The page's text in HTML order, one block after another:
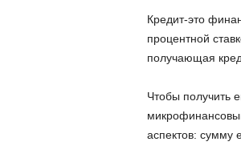
Кредит-это
процентной
получающая
Чтобы получить
аспектов: сумму